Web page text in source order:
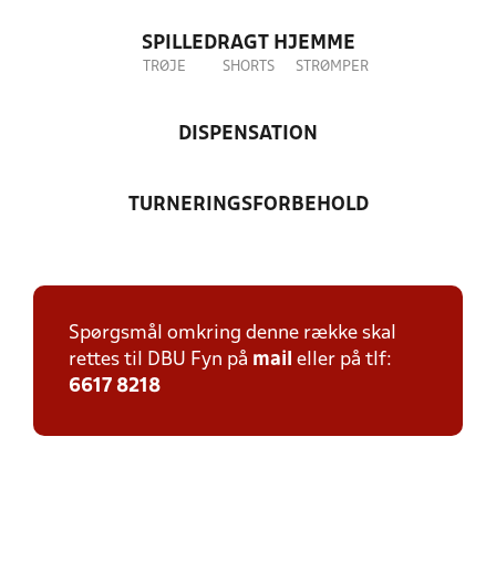
SPILLEDRAGT HJEMME
TRØJE SHORTS STRØMPER
DISPENSATION
TURNERINGSFORBEHOLD
Spørgsmål omkring denne række skal
rettes til DBU Fyn på mail eller på tlf:
6617 8218